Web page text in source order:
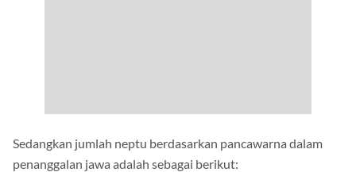
Sedangkan jumlah neptu berdasarkan pancawarna dalam
penanggalan jawa adalah sebagai berikut: